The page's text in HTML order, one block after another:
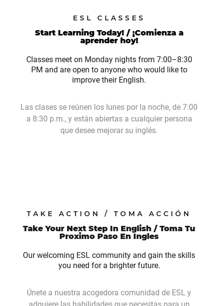
ESL CLASSES
Start Learning Today! / ¡Comienza a
aprender hoy!
Classes meet on Monday nights from 7:00–8:30
PM and are open to anyone who would like to
improve their English.
Las clases se reúnen los lunes por la noche, de 7:00
a 8:30 p.m., y están abiertas a cualquier persona
que desee mejorar su inglés.
TAKE ACTION / TOMA ACCIÓN
Take Your Next Step In English / Toma Tu
Proximo Paso En Ingles
Our welcoming ESL community and gain the skills
you need for a brighter future.
Únete a nuestra acogedora comunidad de ESL y